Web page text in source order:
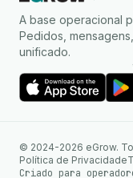
A base operacional
Pedidos,
unificado.
© 2024-2026 eGrow.
Política de Privacidade
Criado para